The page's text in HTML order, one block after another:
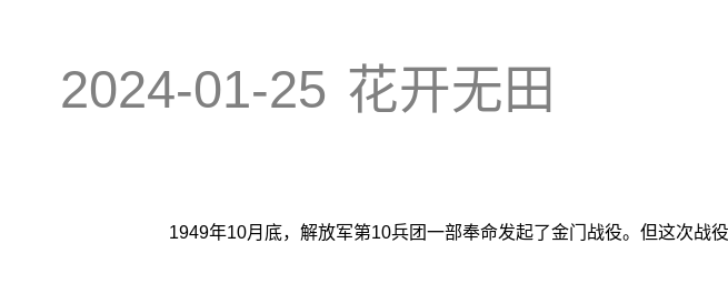
2024-01-25 花开无田
1949年10月底，解放军第10兵团一部奉命发起了金门战役。但这次战